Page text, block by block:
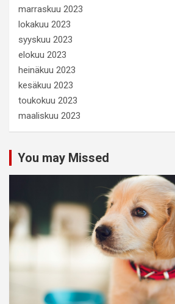
marraskuu 2023
lokakuu 2023
syyskuu 2023
elokuu 2023
heinäkuu 2023
kesäkuu 2023
toukokuu 2023
maaliskuu 2023
You may Missed